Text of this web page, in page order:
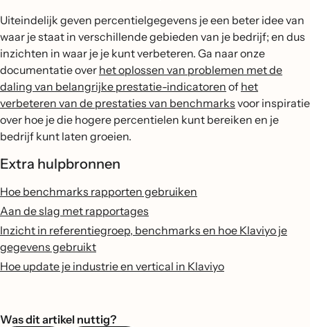
Uiteindelijk geven percentielgegevens je een beter idee van
waar je staat in verschillende gebieden van je bedrijf; en dus
inzichten in waar je je kunt verbeteren. Ga naar onze
documentatie over het oplossen van problemen met de
daling van belangrijke prestatie-indicatoren of het
verbeteren van de prestaties van benchmarks voor inspiratie
over hoe je die hogere percentielen kunt bereiken en je
bedrijf kunt laten groeien.
Extra hulpbronnen
Hoe benchmarks rapporten gebruiken
Aan de slag met rapportages
Inzicht in referentiegroep, benchmarks en hoe Klaviyo je
gegevens gebruikt
Hoe update je industrie en vertical in Klaviyo
Was dit artikel nuttig?